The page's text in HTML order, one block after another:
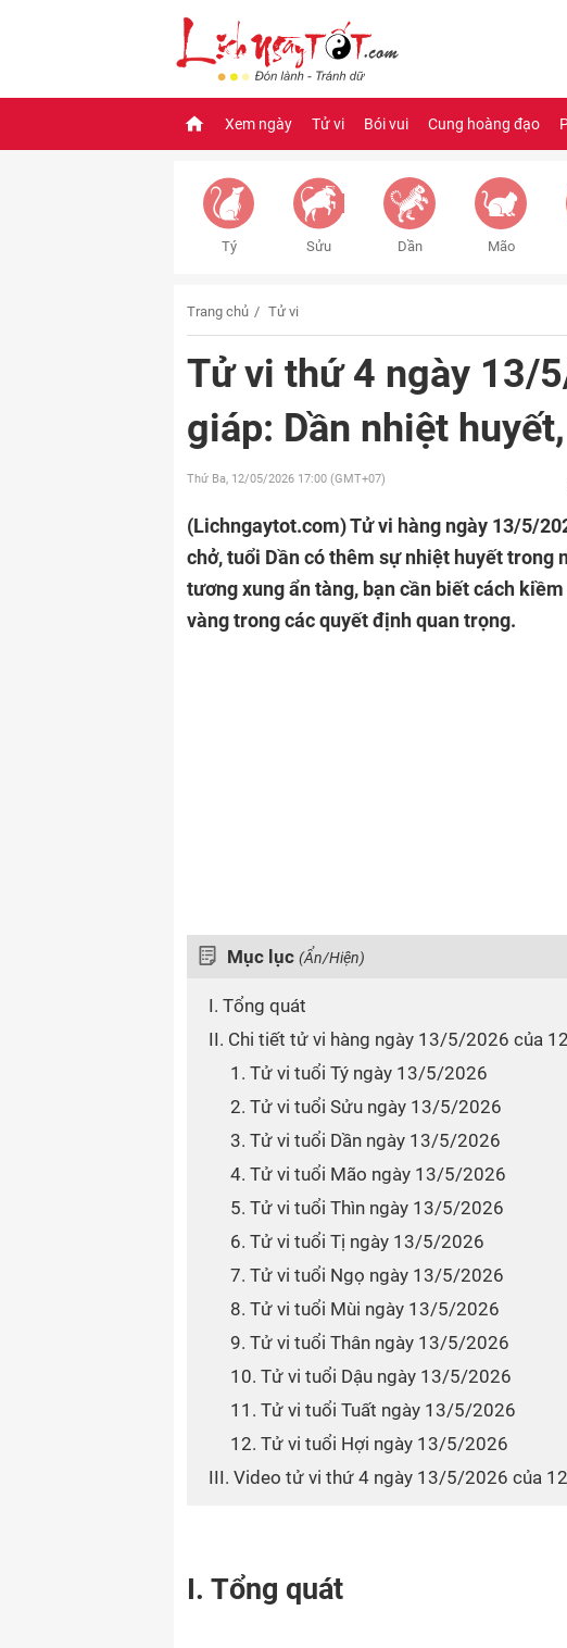
Xem ngày Tử vi Bói vui Cung hoàng đạo
Tý Sửu Dần Mão
Trang chủ Tử vi
Tử vi thứ 4 ngày 13/
giáp: Dần nhiệt
Thứ Ba, 12/05/2026 17:00 (GMT+07)
(Lichngaytot.com)Tử vi hàng ngày 13/5/
chở, tuổi Dần có thêm sự nhiệt huyết trong
tương xung ẩn tàng, bạn cần biết cách
vàng trong các quyết định quan trọng.
Mục lục (Ẩn/Hiện)
I. Tổng quát
II. Chi tiết tử vi hàng ngày 13/5/2026 của
1. Tử vi tuổi Tý ngày 13/5/2026
2. Tử vi tuổi Sửu ngày 13/5/2026
3. Tử vi tuổi Dần ngày 13/5/2026
4. Tử vi tuổi Mão ngày 13/5/2026
5. Tử vi tuổi Thìn ngày 13/5/2026
6. Tử vi tuổi Tị ngày 13/5/2026
7. Tử vi tuổi Ngọ ngày 13/5/2026
8. Tử vi tuổi Mùi ngày 13/5/2026
9. Tử vi tuổi Thân ngày 13/5/2026
10. Tử vi tuổi Dậu ngày 13/5/2026
11. Tử vi tuổi Tuất ngày 13/5/2026
12. Tử vi tuổi Hợi ngày 13/5/2026
III. Video tử vi thứ 4 ngày 13/5/2026 của
I. Tổng quát